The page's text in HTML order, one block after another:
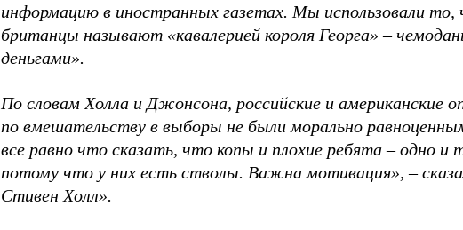
информацию в иностранных газетах. Мы использовали то,
британцы называют «кавалерией короля Георга» –
деньгами».
По словам Холла и Джонсона, российские и американские
по вмешательству в выборы не были морально
все равно что сказать, что копы и плохие ребята – одно и
потому что у них есть стволы. Важна мотивация», –
Стивен Холл».